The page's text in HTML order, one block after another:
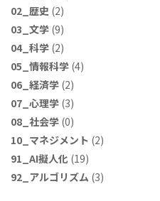
02_歴史 (2)
03_文学 (9)
04_科学 (2)
05_情報科学 (4)
06_経済学 (2)
07_心理学 (3)
08_社会学 (0)
10_マネジメント (2)
91_AI擬人化 (19)
92_アルゴリズム (3)